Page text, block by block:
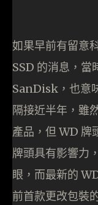
如果早前有留意
SSD 的消息，當
SanDisk，也意
隔接近半年，雖
產品，但 WD 牌
牌頭具有影響力
眼，而最新的
前首款更改包裝